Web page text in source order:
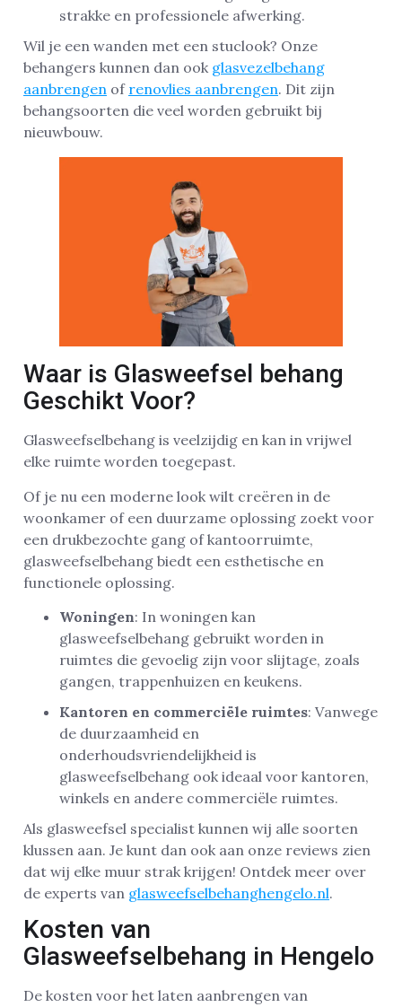
strakke en professionele afwerking.
Wil je een wanden met een stuclook? Onze
behangers kunnen dan ook glasvezelbehang
aanbrengen of renovlies aanbrengen. Dit zijn
behangsoorten die veel worden gebruikt bij
nieuwbouw.
Waar is Glasweefsel behang
Geschikt Voor?
Glasweefselbehang is veelzijdig en kan in vrijwel
elke ruimte worden toegepast.
Of je nu een moderne look wilt creëren in de
woonkamer of een duurzame oplossing zoekt voor
een drukbezochte gang of kantoorruimte,
glasweefselbehang biedt een esthetische en
functionele oplossing.
Woningen: In woningen kan
glasweefselbehang gebruikt worden in
ruimtes die gevoelig zijn voor slijtage, zoals
gangen, trappenhuizen en keukens.
Kantoren en commerciële ruimtes: Vanwege
de duurzaamheid en
onderhoudsvriendelijkheid is
glasweefselbehang ook ideaal voor kantoren,
winkels en andere commerciële ruimtes.
Als glasweefsel specialist kunnen wij alle soorten
klussen aan. Je kunt dan ook aan onze reviews zien
dat wij elke muur strak krijgen! Ontdek meer over
de experts van glasweefselbehanghengelo.nl.
Kosten van
Glasweefselbehang in Hengelo
De kosten voor het laten aanbrengen van